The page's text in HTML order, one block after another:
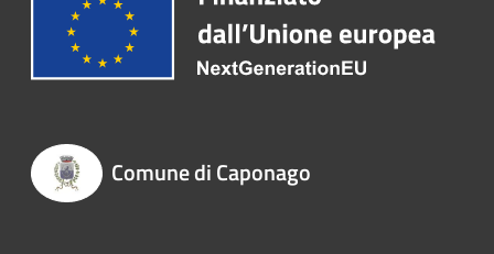
Comune di Caponago